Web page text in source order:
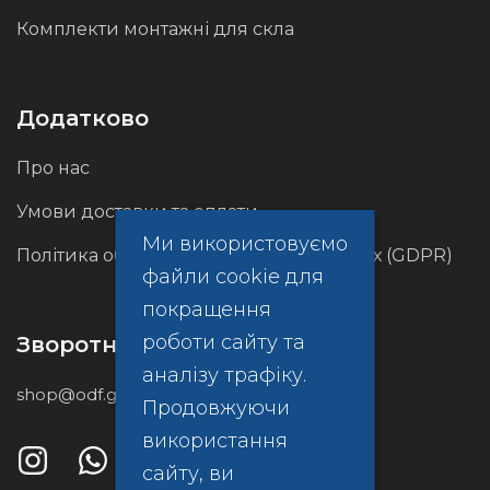
Комплекти монтажні для скла
Додатково
Про нас
Умови доставки та оплати
Політика обробки персональних даних (GDPR)
Зворотній зв’язок
shop@odf.global
Ми використовуємо
файли cookie для
покращення
роботи сайту та
аналізу трафіку.
Продовжуючи
використання
сайту, ви